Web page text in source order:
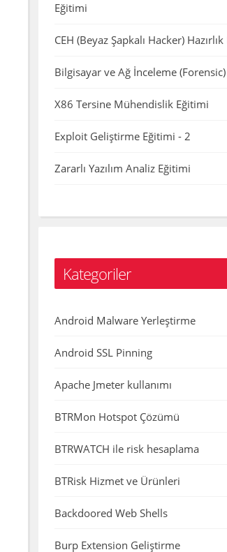
Eğitimi
CEH (Beyaz Şapkalı Hacker)
Bilgisayar ve Ağ İnceleme
X86 Tersine Mühendislik Eğitimi
Exploit Geliştirme Eğitimi - 2
Zararlı Yazılım Analiz Eğitimi
Kategoriler
Android Malware Yerleştirme
Android SSL Pinning
Apache Jmeter kullanımı
BTRMon Hotspot Çözümü
BTRWATCH ile risk hesaplama
BTRisk Hizmet ve Ürünleri
Backdoored Web Shells
Burp Extension Geliştirme